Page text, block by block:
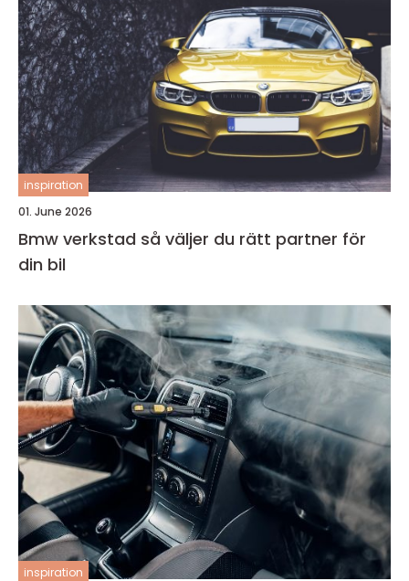
inspiration
01. June 2026
Bmw verkstad så väljer du rätt partner för
din bil
inspiration